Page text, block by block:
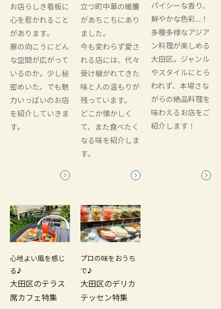
お店らしき看板に
心を惹かれること
があります。
扉の向こうにどん
な空間が広がって
いるのか。少し秘
密めいた、でも魅
力いっぱいのお店
を紹介していきま
す。
立つ町中華の暖簾
があちこちにあり
ました。
今も変わらず愛さ
れる店には、代々
受け継がれてきた
味と人の温もりが
残っています。
どこか懐かしく
て、また食べたく
なる味を紹介しま
す。
パイシーな香り、
鮮やかな色彩…！
多種多様なアジア
ン料理が楽しめる
大田区。ジャンル
やスタイルにとら
われず、本場さな
がらの絶品料理を
味わえるお店をご
紹介します！
心地よい風を感じ
る♪
大田区のテラス
席カフェ特集
プロの味をおうち
で♪
大田区のデリカ
テッセン特集